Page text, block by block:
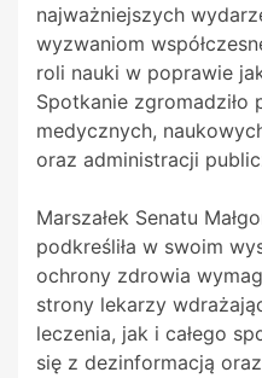
najważniejszych
wyzwaniom
roli nauki w poprawie
Spotkanie
medycznych,
oraz administracji
Marszałek Senatu
podkreśliła w swoim
ochrony zdrowia
strony lekarzy
leczenia, jak i całego
się z dezinformacją